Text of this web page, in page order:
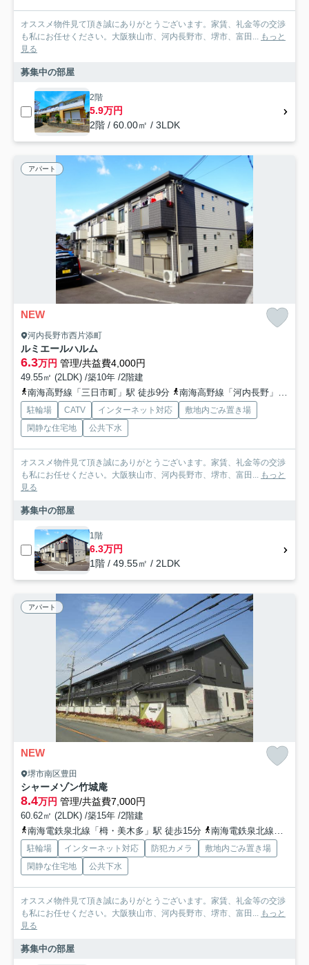
オススメ物件見て頂き誠にありがとうございます。家賃、礼金等の交渉
も私にお任せください。大阪狭山市、河内長野市、堺市、富田... もっと
見る
募集中の部屋
2階
5.9万円
2階 / 60.00㎡ / 3LDK
アパート
NEW
河内長野市西片添町
ルミエールハルム
6.3万円 管理/共益費4,000円
49.55㎡ (2LDK) /築10年 /2階建
南海高野線「三日市町」駅 徒歩9分
南海高野線「河内長野」駅 徒歩28分
駐輪場 CATV インターネット対応
敷地内ごみ置き場
閑静な住宅地
公共下水
オススメ物件見て頂き誠にありがとうございます。家賃、礼金等の交渉
も私にお任せください。大阪狭山市、河内長野市、堺市、富田... もっと
見る
募集中の部屋
1階
6.3万円
1階 / 49.55㎡ / 2LDK
アパート
NEW
堺市南区豊田
シャーメゾン竹城庵
8.4万円 管理/共益費7,000円
60.62㎡ (2LDK) /築15年 /2階建
南海電鉄泉北線「栂・美木多」駅 徒歩15分
南海電鉄泉北線「泉ケ丘」駅 徒歩20分
駐輪場 インターネット対応 防犯カメラ
敷地内ごみ置き場
閑静な住宅地
公共下水
オススメ物件見て頂き誠にありがとうございます。家賃、礼金等の交渉
も私にお任せください。大阪狭山市、河内長野市、堺市、富田... もっと
見る
募集中の部屋